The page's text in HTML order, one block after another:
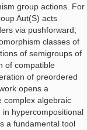
group actions. For
Aut(S) acts
via pushforward;
classes of
of semigroups of
of compatible
of preordered
opens a
complex algebraic
hypercompositional
a fundamental tool